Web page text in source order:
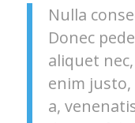
Nulla
Donec
aliquet
enim
a,